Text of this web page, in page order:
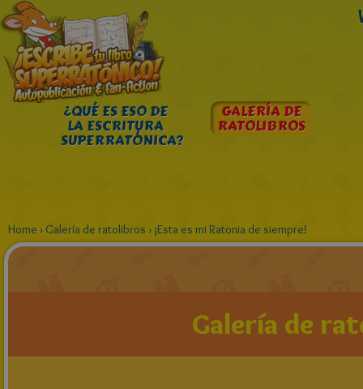
¿QUÉ ES ESO DE
LA ESCRITURA
SUPERRATÓNICA?
GALERÍA DE
RATOLIBROS
Home › Galería de ratolibros › ¡Esta es mi Ratonia de siempre!
Galería de